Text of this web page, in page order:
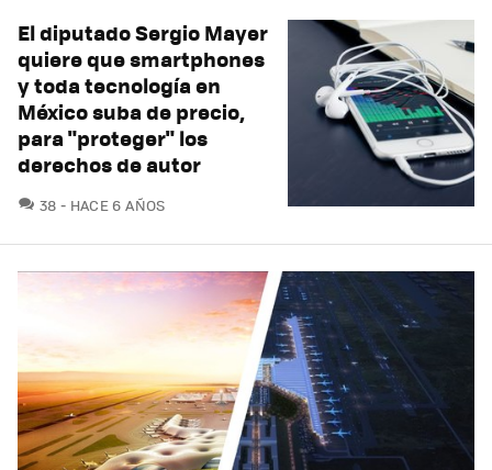
El diputado Sergio Mayer
quiere que smartphones
y toda tecnología en
México suba de precio,
para "proteger" los
derechos de autor
38 COMENTARIOS
HACE 6 AÑOS